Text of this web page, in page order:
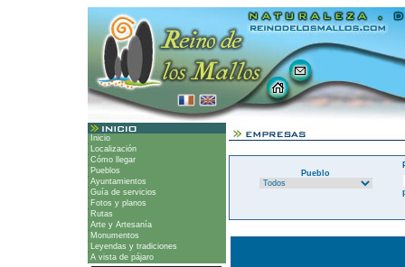
Inicio
Localización
Cómo llegar
Pueblos
Ayuntamientos
Guía de servicios
Fotos y planos
Rutas
Arte y Artesanía
Monumentos
Leyendas y tradiciones
A vista de pájaro
Pueblo